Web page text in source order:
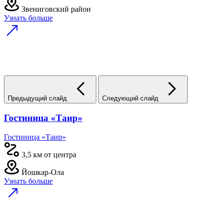
Звениговский район
Узнать больше
Предыдущий слайд Следующий слайд
Гостиница «Таир»
Гостиница «Таир»
3,5 км от центра
Йошкар-Ола
Узнать больше